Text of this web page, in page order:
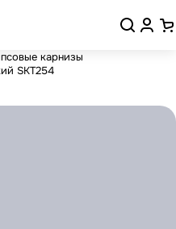
карнизы
SKT254